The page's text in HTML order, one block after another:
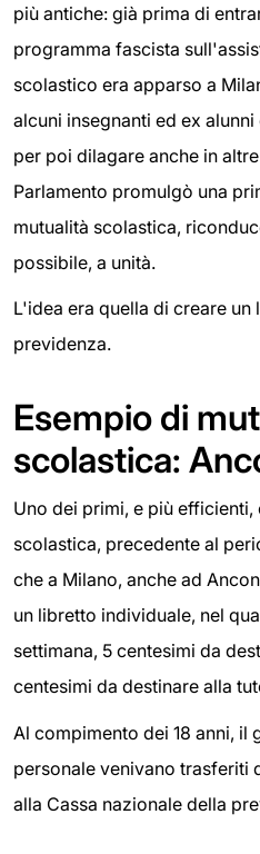
più antiche: già prima di
programma fascista
scolastico era apparso a
alcuni insegnanti ed ex
per poi dilagare anche in
Parlamento promulgò una
mutualità scolastica,
possibile, a unità.
L'idea era quella di creare un
previdenza.
Esempio di
scolastica:
Uno dei primi, e più efficienti,
scolastica, precedente al
che a Milano, anche ad
un libretto individuale, nel
settimana, 5 centesimi da
centesimi da destinare alla
Al compimento dei 18 anni, il
personale venivano trasferiti
alla Cassa nazionale della